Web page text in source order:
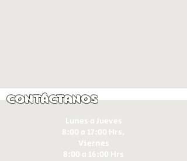
Contáctanos
Lunes a Jueves
8:00 a 17:00 Hrs.
Viernes
8:00 a 16:00 Hrs​